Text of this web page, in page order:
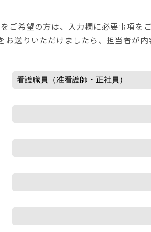
ご希望の方は、入力欄に必要事項を
お送りいただけましたら、担当者が